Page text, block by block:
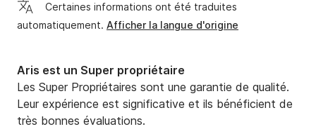
Certaines informations ont été traduites
automatiquement. Afficher la langue d'origine
Aris est un Super propriétaire
Les Super Propriétaires sont une garantie de qualité.
Leur expérience est significative et ils bénéficient de
très bonnes évaluations.